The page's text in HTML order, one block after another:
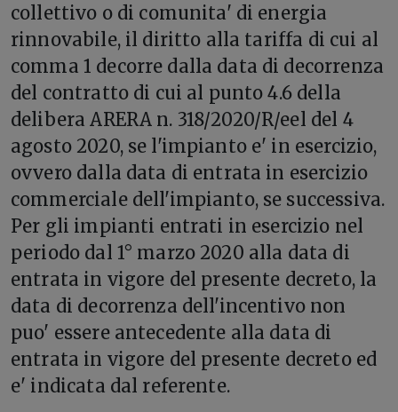
collettivo o di comunita' di energia
rinnovabile, il diritto alla tariffa di cui al
comma 1 decorre dalla data di decorrenza
del contratto di cui al punto 4.6 della
delibera ARERA n. 318/2020/R/eel del 4
agosto 2020, se l'impianto e' in esercizio,
ovvero dalla data di entrata in esercizio
commerciale dell'impianto, se successiva.
Per gli impianti entrati in esercizio nel
periodo dal 1° marzo 2020 alla data di
entrata in vigore del presente decreto, la
data di decorrenza dell'incentivo non
puo' essere antecedente alla data di
entrata in vigore del presente decreto ed
e' indicata dal referente.